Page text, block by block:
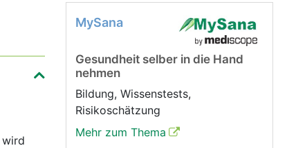
MySana
Gesundheit selber in die Hand
nehmen
Bildung, Wissenstests,
Risikoschätzung
Mehr zum Thema